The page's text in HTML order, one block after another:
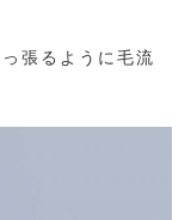
張るように毛流